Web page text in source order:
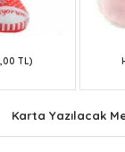
TL)
Karta Yazılacak